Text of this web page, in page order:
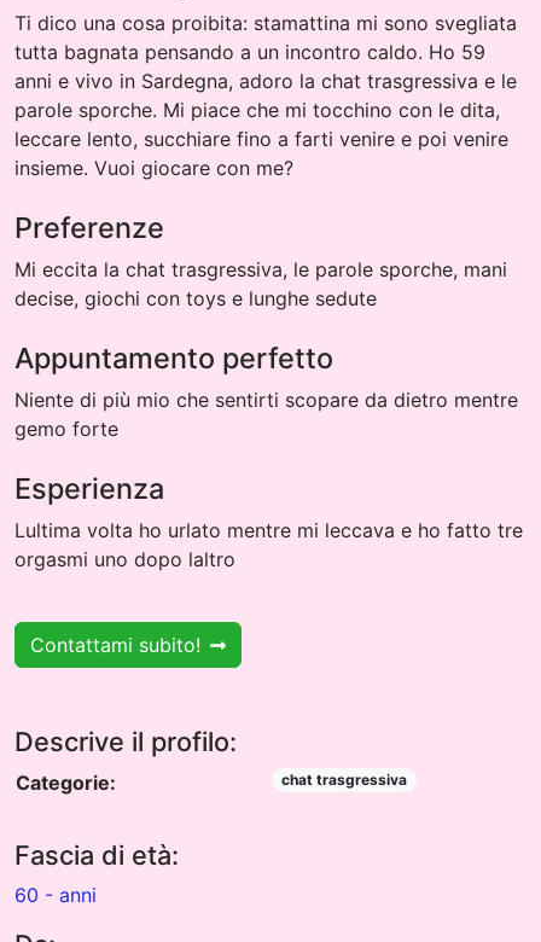
Ti dico una cosa proibita: stamattina mi sono svegliata
tutta bagnata pensando a un incontro caldo. Ho 59
anni e vivo in Sardegna, adoro la chat trasgressiva e le
parole sporche. Mi piace che mi tocchino con le dita,
leccare lento, succhiare fino a farti venire e poi venire
insieme. Vuoi giocare con me?
Preferenze
Mi eccita la chat trasgressiva, le parole sporche, mani
decise, giochi con toys e lunghe sedute
Appuntamento perfetto
Niente di più mio che sentirti scopare da dietro mentre
gemo forte
Esperienza
Lultima volta ho urlato mentre mi leccava e ho fatto tre
orgasmi uno dopo laltro
Contattami subito!
Descrive il profilo:
Categorie: chat trasgressiva
Fascia di età:
60 - anni